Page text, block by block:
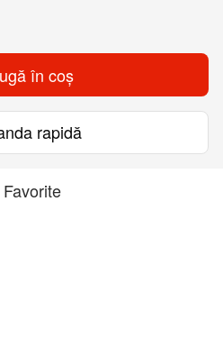
în coș
rapidă
Favorite